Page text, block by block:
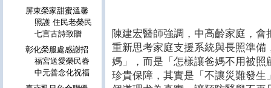
陳建宏醫師強調，中高齡家庭，
重新思考家庭支援系統與長照準
媽」，而是「怎樣讓爸媽不用被
珍貴保障，其實是「不讓災難發
屏東榮家甜蜜溫馨
照護 住民老榮民
七言古詩致贈
彰化榮服處感謝招
福宮送愛榮民眷
中元善念化祝福